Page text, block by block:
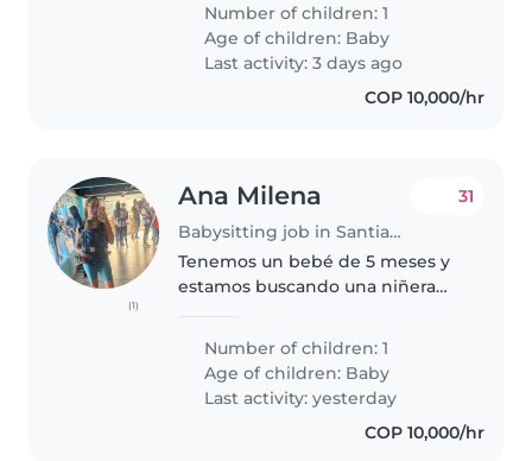
Number of children: 1
Age of children: Baby
Last activity: 3 days ago
COP 10,000/hr
(1)
Ana Milena
Babysitting job in Santiago de Cali
31
Tenemos un bebé de 5 meses y
estamos buscando una niñera
cuidado de nuestro pequeño.
Una persona alegre, amorosa,
dedicada y aseada . Es
Number of children: 1
Age of children: Baby
Last activity: yesterday
COP 10,000/hr